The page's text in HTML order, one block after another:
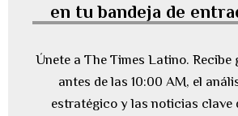
en tu bandeja de
Únete a The Times Latino. Recibe
antes de las 10:00 AM, el
estratégico y las noticias clave